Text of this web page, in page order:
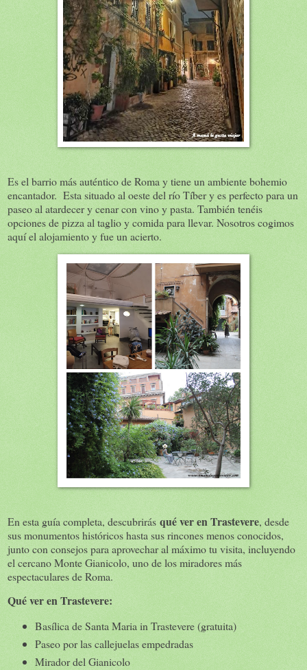
Es el barrio más auténtico de Roma y tiene un ambiente bohemio
encantador. Esta situado al oeste del río Tíber y es perfecto para un
paseo al atardecer y cenar con vino y pasta. También tenéis
opciones de pizza al taglio y comida para llevar. Nosotros cogimos
aquí el alojamiento y fue un acierto.
En esta guía completa, descubrirás qué ver en Trastevere, desde
sus monumentos históricos hasta sus rincones menos conocidos,
junto con consejos para aprovechar al máximo tu visita, incluyendo
el cercano Monte Gianicolo, uno de los miradores más
espectaculares de Roma.
Qué ver en Trastevere:
Basílica de Santa Maria in Trastevere (gratuita)
Paseo por las callejuelas empedradas
Mirador del Gianicolo